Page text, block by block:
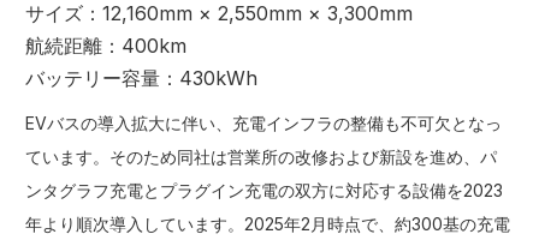
サイズ：12,160mm × 2,550mm × 3,300mm
航続距離：400km
バッテリー容量：430kWh
EVバスの導入拡大に伴い、充電インフラの整備も不可欠となっ
ています。そのため同社は営業所の改修および新設を進め、パ
ンタグラフ充電とプラグイン充電の双方に対応する設備を2023
年より順次導入しています。2025年2月時点で、約300基の充電